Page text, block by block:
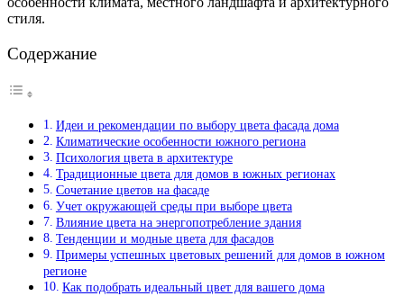
стиля.
Содержание
Идеи и рекомендации по выбору цвета фасада дома
Климатические особенности южного региона
Психология цвета в архитектуре
Традиционные цвета для домов в южных регионах
Сочетание цветов на фасаде
Учет окружающей среды при выборе цвета
Влияние цвета на энергопотребление здания
Тенденции и модные цвета для фасадов
Примеры успешных цветовых решений для домов в южном
регионе
Как подобрать идеальный цвет для вашего дома